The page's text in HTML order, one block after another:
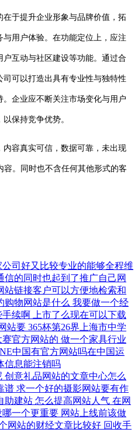
于提升企业形象与品牌价值，拓
用户体验。在功能定位上，应注
互动与社区建设等功能。通过合
可以打造出具有专业性与独特性
企业应不断关注市场变化与用户
保持竞争优势。
容真实可信，数据可靠，未出现
。同时也不含任何其他形式的客
司好又比较专业的能够全程维
的同时也起到了推广自己网
站链接客户可以方便地检索和
购物网站是什么 我要做一个经
手续啊
上市了么现在可以下载
站要 365杯第26界上海市中学
官方网站的 做一个家具行业
中国有官方网站吗在中国运
信息能注销吗
创意礼品网站的文章中心怎么
谱 求一个好的摄影网站要有作
助建站 怎么提高网站人气 在网
一个更重要 网站上线前该做
网站的财经文章比较好 回收手